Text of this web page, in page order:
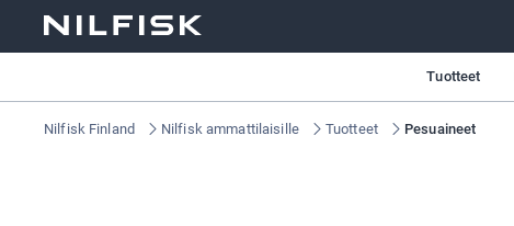
Tuotteet
Nilfisk Finland Nilfisk ammattilaisille Tuotteet Pesuaineet